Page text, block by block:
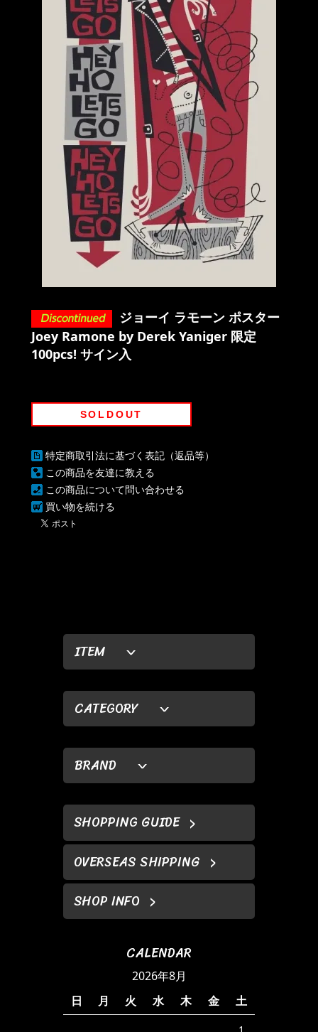
ITEM
CATEGORY
BRAND
SHOPPING GUIDE
OVERSEAS SHIPPING
SHOP INFO
CALENDAR
2026年8月
日
月 火 水 木 金 土
ジョーイ ラモーン ポスター
Joey Ramone by Derek Yaniger 限定
100pcs! サイン入
SOLDOUT
特定商取引法に基づく表記（返品等）
この商品を友達に教える
この商品について問い合わせる
買い物を続ける